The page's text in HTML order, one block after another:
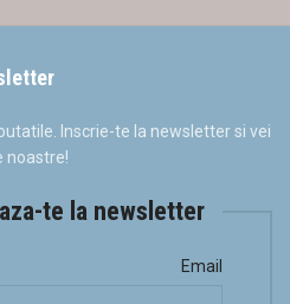
Inscrie-te la newsletter si vei
noastre!
te la newsletter
Email